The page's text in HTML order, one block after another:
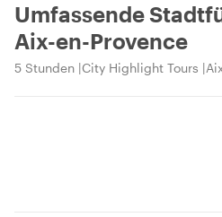
Umfassende
Aix-en-Provence
5 Stunden City Highlight Tours